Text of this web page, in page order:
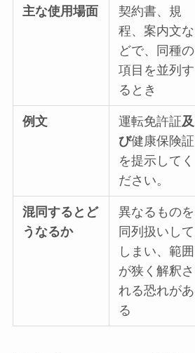
主な使用場面
契約書、規
程、案内文な
どで、同種の
項目を並列す
るとき
例文 運転免許証及
び健康保険証
を提示してく
ださい。
混同するとど
うなるか
異なるものを
同列扱いして
しまい、範囲
が狭く解釈さ
れる恐れがあ
る